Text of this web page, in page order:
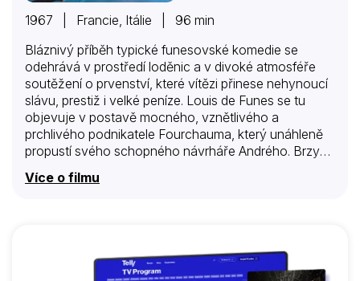
1967 | Francie, Itálie | 96 min
Bláznivý příběh typické funesovské komedie se
odehrává v prostředí loděnic a v divoké atmosféře
soutěžení o prvenství, které vítězi přinese nehynoucí
slávu, prestiž i velké peníze. Louis de Funes se tu
objevuje v postavě mocného, vznětlivého a
prchlivého podnikatele Fourchauma, který unáhleně
propustí svého schopného návrháře Andrého. Brzy
neuvěřitelných dobrodružstvích se loďaři podaří
Více o filmu